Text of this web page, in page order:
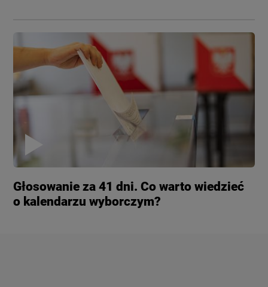
Głosowanie za 41 dni. Co warto wiedzieć
o kalendarzu wyborczym?